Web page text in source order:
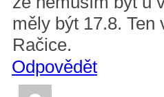
měly být 17.8. Ten
Račice.
Odpovědět